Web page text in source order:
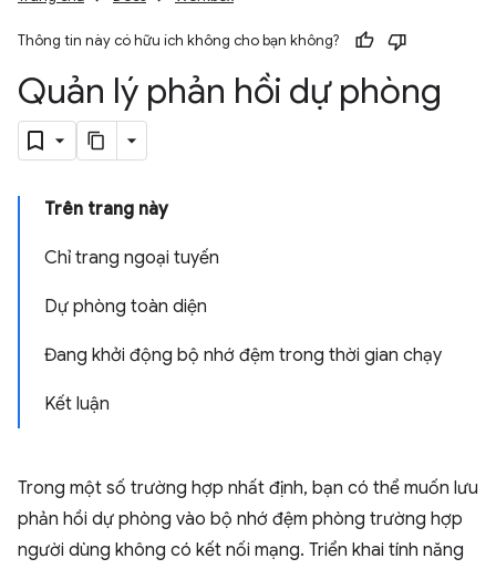
Thông tin này có hữu ích không cho bạn không?
Quản lý phản hồi dự phòng
Trên trang này
Chỉ trang ngoại tuyến
Dự phòng toàn diện
Đang khởi động bộ nhớ đệm trong thời gian chạy
Kết luận
Trong một số trường hợp nhất định, bạn có thể muốn lưu
phản hồi dự phòng vào bộ nhớ đệm phòng trường hợp
người dùng không có kết nối mạng. Triển khai tính năng